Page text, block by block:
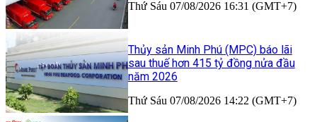
Thứ Sáu 07/08/2026 16:31 (GMT+7)
Thủy sản Minh Phú (MPC) báo lãi
sau thuế hơn 415 tỷ đồng nửa đầu
năm 2026
Thứ Sáu 07/08/2026 14:22 (GMT+7)